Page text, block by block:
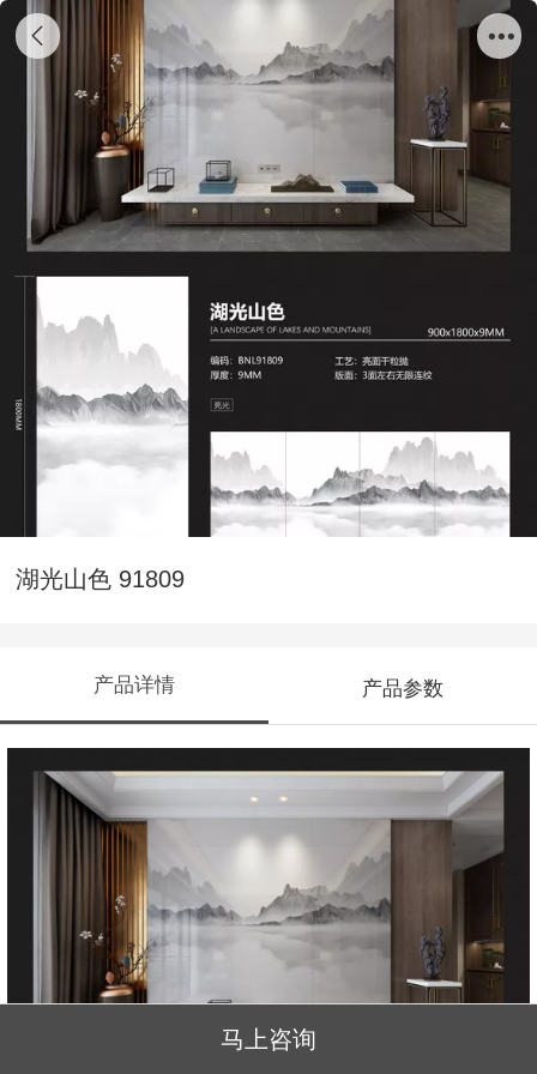
湖光山色 91809
产品详情 产品参数
马上咨询